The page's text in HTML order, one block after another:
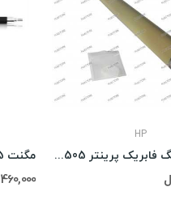
مگنت Hp 1005
460,000 ریال
HP
فیلم فیوزینگ فابریک پرینتر Hp Laserjet P1505